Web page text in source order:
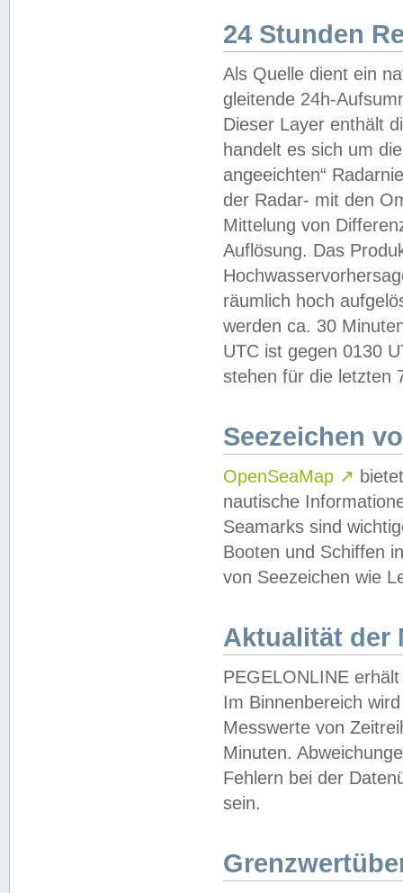
24 Stunden
Als Quelle dient ein
gleitende 24h-
Dieser Layer enthält
handelt es sich um
angeeichten“
der Radar- mit den
Mittelung von
Auflösung. Das
räumlich hoch
werden ca. 30
UTC ist gegen 0130
stehen für die letzten
Seezeichen
OpenSeaMap ↗
nautische
Seamarks sind
Booten und Schiffen
von Seezeichen wie
Aktualität der
PEGELONLINE
Im Binnenbereich
Messwerte von
Minuten.
Fehlern bei der
sein.